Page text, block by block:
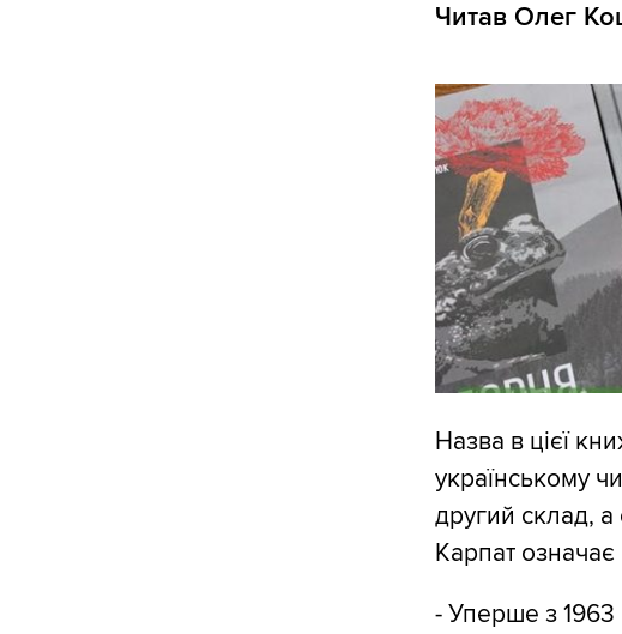
Читав Олег
Назва в цієї
українському
другий склад, а
Карпат
- Уперше з 1963